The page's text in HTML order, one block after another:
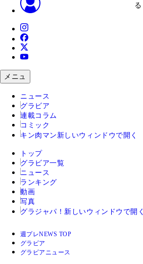
る
メニュ
ニュース
グラビア
連載コラム
コミック
キン肉マン 新しいウィンドウで開く
トップ
グラビア一覧
ニュース
ランキング
動画
写真
グラジャパ！ 新しいウィンドウで開く
週プレNEWS TOP
グラビア
グラビアニュース